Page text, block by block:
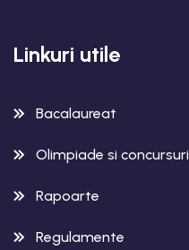
Linkuri utile
Bacalaureat
Olimpiade si concursuri
Rapoarte
Regulamente